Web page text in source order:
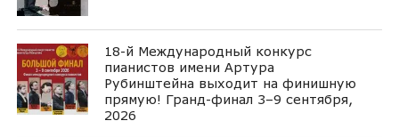
18-й Международный конкурс
пианистов имени Артура
Рубинштейна выходит на финишную
прямую! Гранд-финал 3–9 сентября,
2026